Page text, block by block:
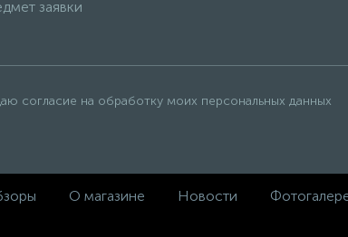
согласие на обработку моих персональных данных
О магазине Новости